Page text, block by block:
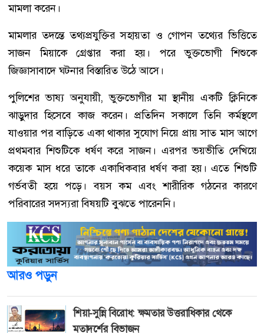
মামলা করেন।
মামলার তদন্তে তথ্যপ্রযুক্তির সহায়তা ও গোপন তথ্যের ভিত্তিতে
সাজন মিয়াকে গ্রেপ্তার করা হয়। পরে ভুক্তভোগী শিশুকে
জিজ্ঞাসাবাদে ঘটনার বিস্তারিত উঠে আসে।
পুলিশের ভাষ্য অনুযায়ী, ভুক্তভোগীর মা স্থানীয় একটি ক্লিনিকে
ঝাড়ুদার হিসেবে কাজ করেন। প্রতিদিন সকালে তিনি কর্মস্থলে
যাওয়ার পর বাড়িতে একা থাকার সুযোগ নিয়ে প্রায় সাত মাস আগে
প্রথমবার শিশুটিকে ধর্ষণ করে সাজন। এরপর ভয়ভীতি দেখিয়ে
কয়েক মাস ধরে তাকে একাধিকবার ধর্ষণ করা হয়। এতে শিশুটি
গর্ভবতী হয়ে পড়ে। বয়স কম এবং শারীরিক গঠনের কারণে
পরিবারের সদস্যরা বিষয়টি বুঝতে পারেননি।
আরও পড়ুন
শিয়া-সুন্নি বিরোধ: ক্ষমতার উত্তরাধিকার থেকে
মতাদর্শের বিভাজন